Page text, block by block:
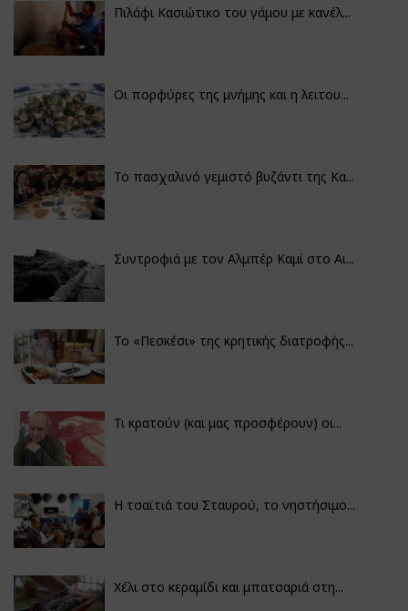
Πιλάφι Κασιώτικο του γάμου με κανέλ...
Οι πορφύρες της μνήμης και η λειτου...
Το πασχαλινό γεμιστό βυζάντι της Κα...
Συντροφιά με τον Αλμπέρ Καμί στο Αι...
Το «Πεσκέσι» της κρητικής διατροφής...
Τι κρατούν (και μας προσφέρουν) οι...
Η τσαϊτιά του Σταυρού, το νηστήσιμο...
Χέλι στο κεραμίδι και μπατσαριά στη...